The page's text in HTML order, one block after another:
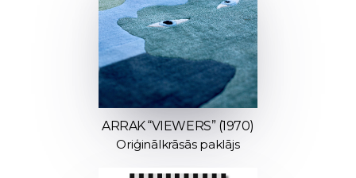
ARRAK “VIEWERS” (1970)
Oriģinālkrāsās paklājs